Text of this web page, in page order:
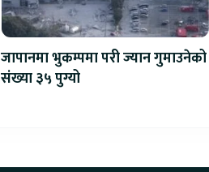
जापानमा भुकम्पमा परी ज्यान गुमाउनेको
संख्या ३५ पुग्यो